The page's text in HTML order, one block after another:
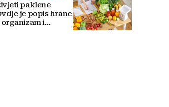
paklene
je popis hrane
i